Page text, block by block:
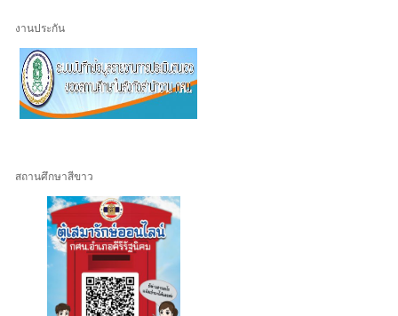
งานประกัน
สถานศึกษาสีขาว